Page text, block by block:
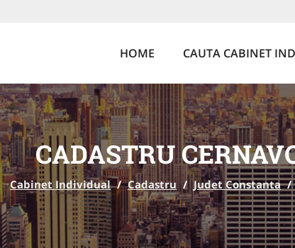
HOME CAUTA CABINET
CADASTRU
Cabinet Individual / Cadastru / Judet Constanta /